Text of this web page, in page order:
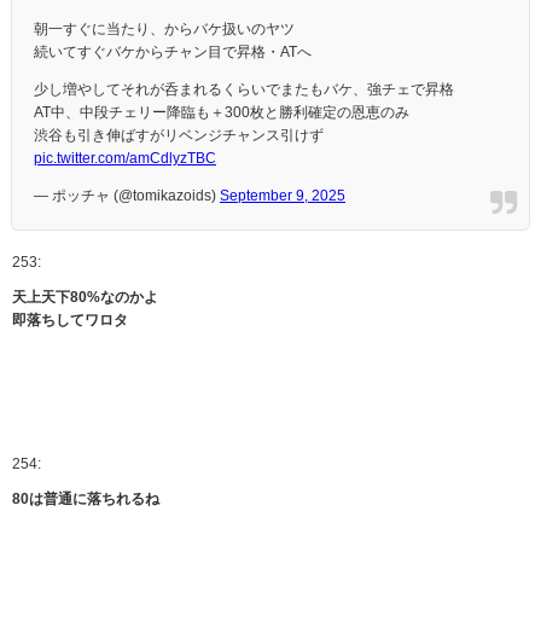
朝一すぐに当たり、からバケ扱いのヤツ
続いてすぐバケからチャン目で昇格・ATへ
少し増やしてそれが呑まれるくらいでまたもバケ、強チェで昇格
AT中、中段チェリー降臨も＋300枚と勝利確定の恩恵のみ
渋谷も引き伸ばすがリベンジチャンス引けず
pic.twitter.com/amCdlyzTBC
— ポッチャ (@tomikazoids) September 9, 2025
253:
天上天下80%なのかよ
即落ちしてワロタ
254:
80は普通に落ちれるね